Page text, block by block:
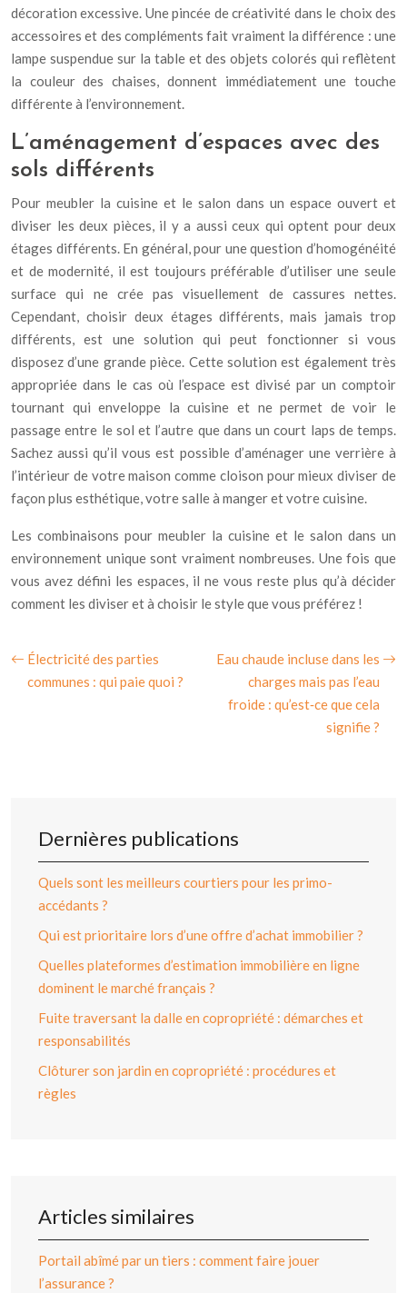
décoration excessive. Une pincée de créativité dans le choix des
accessoires et des compléments fait vraiment la différence : une
lampe suspendue sur la table et des objets colorés qui reflètent
la couleur des chaises, donnent immédiatement une touche
différente à l’environnement.
L’aménagement d’espaces avec des
sols différents
Pour meubler la cuisine et le salon dans un espace ouvert et
diviser les deux pièces, il y a aussi ceux qui optent pour deux
étages différents. En général, pour une question d’homogénéité
et de modernité, il est toujours préférable d’utiliser une seule
surface qui ne crée pas visuellement de cassures nettes.
Cependant, choisir deux étages différents, mais jamais trop
différents, est une solution qui peut fonctionner si vous
disposez d’une grande pièce. Cette solution est également très
appropriée dans le cas où l’espace est divisé par un comptoir
tournant qui enveloppe la cuisine et ne permet de voir le
passage entre le sol et l’autre que dans un court laps de temps.
Sachez aussi qu’il vous est possible d’aménager une verrière à
l’intérieur de votre maison comme cloison pour mieux diviser de
façon plus esthétique, votre salle à manger et votre cuisine.
Les combinaisons pour meubler la cuisine et le salon dans un
environnement unique sont vraiment nombreuses. Une fois que
vous avez défini les espaces, il ne vous reste plus qu’à décider
comment les diviser et à choisir le style que vous préférez !
Électricité des parties
communes : qui paie quoi ?
Eau chaude incluse dans les
charges mais pas l’eau
froide : qu’est‑ce que cela
signifie ?
Dernières publications
Quels sont les meilleurs courtiers pour les primo-
accédants ?
Qui est prioritaire lors d’une offre d’achat immobilier ?
Quelles plateformes d’estimation immobilière en ligne
dominent le marché français ?
Fuite traversant la dalle en copropriété : démarches et
responsabilités
Clôturer son jardin en copropriété : procédures et
règles
Articles similaires
Portail abîmé par un tiers : comment faire jouer
l’assurance ?